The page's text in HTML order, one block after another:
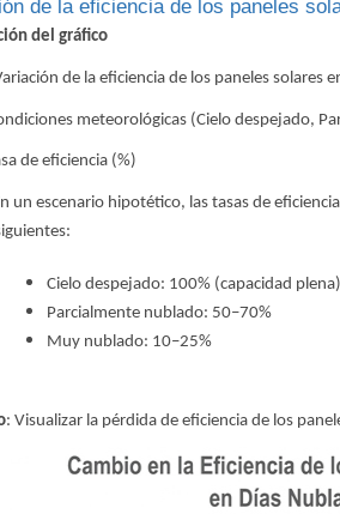
de la eficiencia de los paneles
del gráfico
de la eficiencia de los paneles solares
meteorológicas (Cielo despejado,
de eficiencia (%)
un escenario hipotético, las tasas de
Cielo despejado: 100% (capacidad plena)
Parcialmente nublado: 50–70%
Muy nublado: 10–25%
: Visualizar la pérdida de eficiencia de los